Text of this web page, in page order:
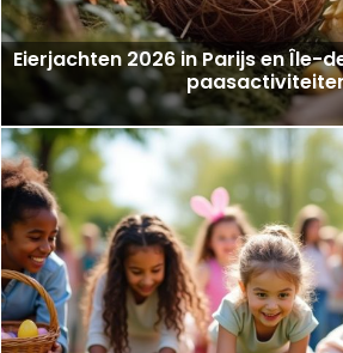
Eierjachten 2026 in Parijs en Île-